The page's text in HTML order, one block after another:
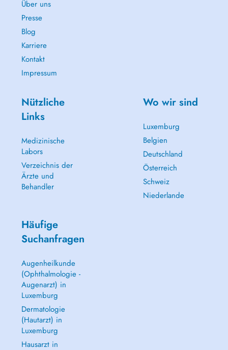
Über uns
Presse
Blog
Karriere
Kontakt
Impressum
Nützliche
Links
Medizinische
Labors
Verzeichnis der
Ärzte und
Behandler
Wo wir sind
Luxemburg
Belgien
Deutschland
Österreich
Schweiz
Niederlande
Häufige
Suchanfragen
Augenheilkunde
(Ophthalmologie -
Augenarzt) in
Luxemburg
Dermatologie
(Hautarzt) in
Luxemburg
Hausarzt in